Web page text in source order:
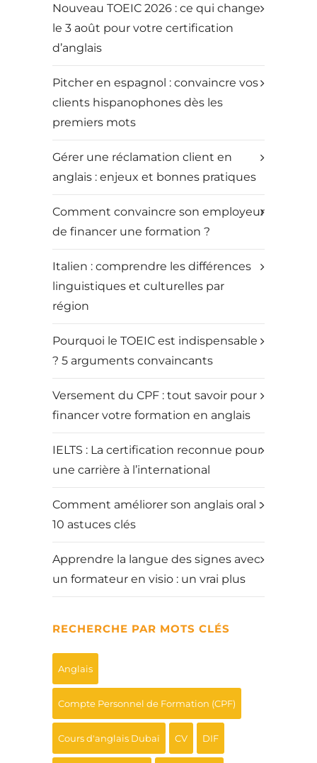
Nouveau TOEIC 2026 : ce qui change
le 3 août pour votre certification
d’anglais
Pitcher en espagnol : convaincre vos
clients hispanophones dès les
premiers mots
Gérer une réclamation client en
anglais : enjeux et bonnes pratiques
Comment convaincre son employeur
de financer une formation ?
Italien : comprendre les différences
linguistiques et culturelles par
région
Pourquoi le TOEIC est indispensable
? 5 arguments convaincants
Versement du CPF : tout savoir pour
financer votre formation en anglais
IELTS : La certification reconnue pour
une carrière à l’international
Comment améliorer son anglais oral :
10 astuces clés
Apprendre la langue des signes avec
un formateur en visio : un vrai plus
RECHERCHE PAR MOTS CLÉS
Anglais
Compte Personnel de Formation (CPF)
Cours d'anglais Dubaï CV DIF